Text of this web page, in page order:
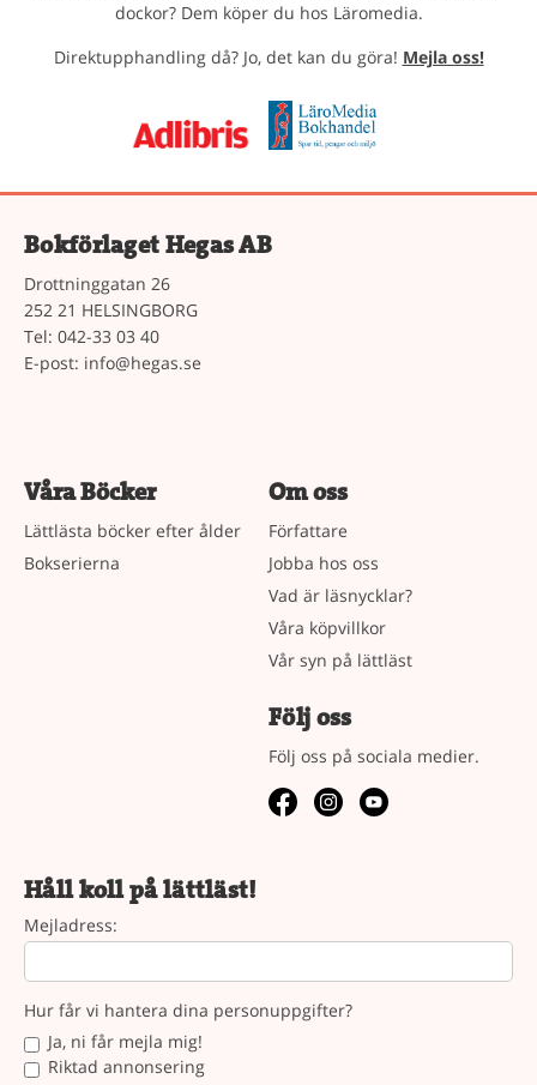
dockor? Dem köper du hos Läromedia.
Direktupphandling då? Jo, det kan du göra! Mejla oss!
Bokförlaget Hegas AB
Drottninggatan 26
252 21 HELSINGBORG
Tel: 042-33 03 40
E-post: info@hegas.se
Våra Böcker
Lättlästa böcker efter ålder
Bokserierna
Om oss
Författare
Jobba hos oss
Vad är läsnycklar?
Våra köpvillkor
Vår syn på lättläst
Följ oss
Följ oss på sociala medier.
Håll koll på lättläst!
Mejladress:
Hur får vi hantera dina personuppgifter?
Ja, ni får mejla mig!
Riktad annonsering